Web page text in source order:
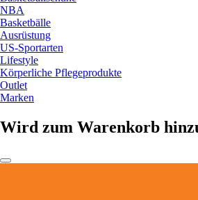
NBA
Basketbälle
Ausrüstung
US-Sportarten
Lifestyle
Körperliche Pflegeprodukte
Outlet
Marken
Wird zum Warenkorb